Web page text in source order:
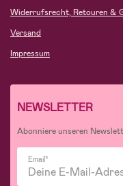
Widerrufsrecht, Retouren &
Versand
Impressum
NEWSLETTER
Abonniere unseren
Email*